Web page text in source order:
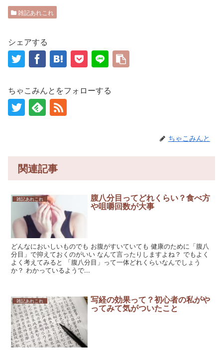
雑記あれこれ
シェアする
ちゃこみんとをフォローする
ちゃこみんと
関連記事
雑記あれこれ 腹八分目ってどれくらい？食べ方
や咀嚼回数が大事
どんなにおいしいものでも お腹がすいていても 健康のために「腹八
分目」で抑えておくのがいい なんて言ったりしますよね？ でもよく
よく考えてみると 「腹八分目」って一体どれくらいなんでしょう
か？ わかっているようで...
雑記あれこれ 写経の効果って？初心者の私がや
ってみて気がついたこと